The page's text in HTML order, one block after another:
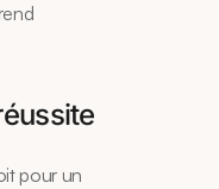
pour un